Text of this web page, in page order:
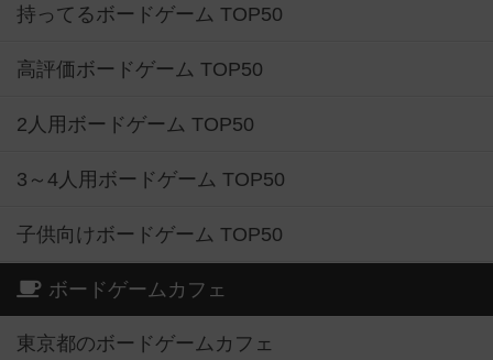
持ってるボードゲーム TOP50
高評価ボードゲーム TOP50
2人用ボードゲーム TOP50
3～4人用ボードゲーム TOP50
子供向けボードゲーム TOP50
ボードゲームカフェ
東京都のボードゲームカフェ